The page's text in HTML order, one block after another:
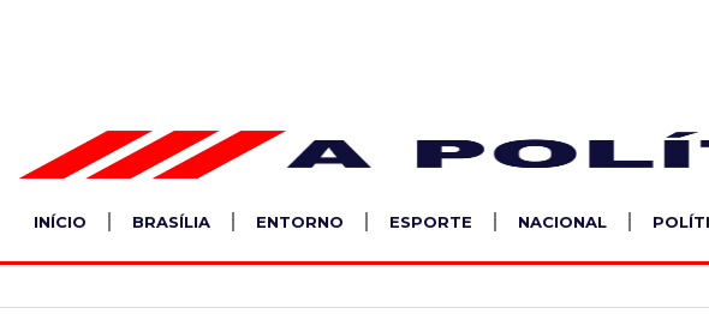
INÍCIO BRASÍLIA ENTORNO ESPORTE NACIONAL